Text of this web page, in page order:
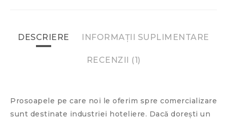
DESCRIERE INFORMAȚII SUPLIMENTARE
RECENZII (1)
Prosoapele pe care noi le oferim spre comercializare
sunt destinate industriei hoteliere. Dacă dorești un